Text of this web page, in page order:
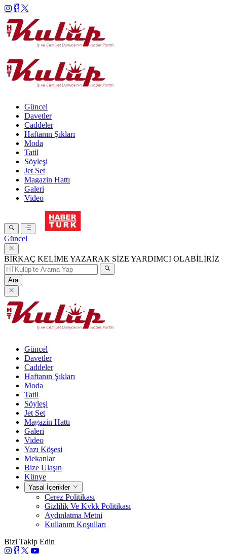
Güncel
Davetler
Caddeler
Haftanın Şıkları
Moda
Tatil
Söyleşi
Jet Set
Magazin Hattı
Galeri
Video
Güncel
BİRKAÇ KELİME YAZARAK SİZE YARDIMCI OLABİLİRİZ
Ara
Güncel
Davetler
Caddeler
Haftanın Şıkları
Moda
Tatil
Söyleşi
Jet Set
Magazin Hattı
Galeri
Video
Yazı Köşesi
Mekanlar
Bize Ulaşın
Künye
Yasal İçerikler
Çerez Politikası
Gizlilik Ve Kvkk Politikası
Aydınlatma Metni
Kullanım Koşulları
Bizi Takip Edin